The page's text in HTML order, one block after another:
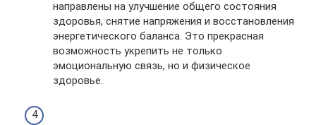
направлены на улучшение общего состояния
здоровья, снятие напряжения и восстановления
энергетического баланса. Это прекрасная
возможность укрепить не только
эмоциональную связь, но и физическое
здоровье.